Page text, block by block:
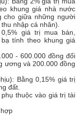
khung giá nhà nước
cho giữa những người
nhập cá nhân).
giá trị mua bán,
tính theo khung giá
- 600.000 đồng đối
ương và 200.000 đồng
Bằng 0,15% giá trị
đất.
thuộc vào giá trị tài